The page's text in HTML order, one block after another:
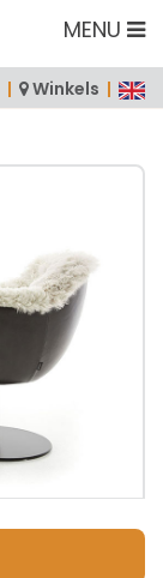
MENU
| Winkels |